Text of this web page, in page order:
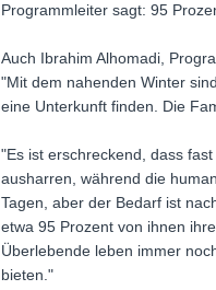
Programmleiter sagt: 95
Auch Ibrahim Alhomadi,
"Mit dem nahenden Winter
eine Unterkunft finden. Die
"Es ist erschreckend, dass
ausharren, während die
Tagen, aber der Bedarf ist
etwa 95 Prozent von ihnen
Überlebende leben immer
bieten."